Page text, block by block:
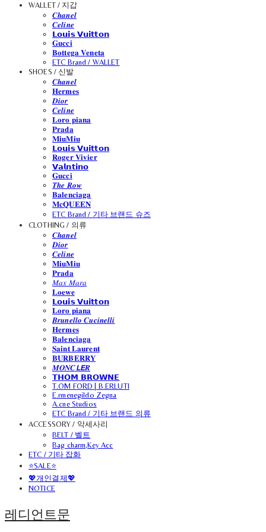
WALLET / 지갑
𝑪𝒉𝒂𝒏𝒆𝒍
𝑪𝒆𝒍𝒊𝒏𝒆
𝗟𝗼𝘂𝗶𝘀 𝗩𝘂𝗶𝘁𝘁𝗼𝗻
𝐆𝐮𝐜𝐜𝐢
𝐁𝐨𝐭𝐭𝐞𝐠𝐚 𝐕𝐞𝐧𝐞𝐭𝐚
ETC Brand / WALLET
SHOES / 신발
𝑪𝒉𝒂𝒏𝒆𝒍
𝐇𝐞𝐫𝐦𝐞𝐬
𝑫𝒊𝒐𝒓
𝑪𝒆𝒍𝒊𝒏𝒆
𝐋𝐨𝐫𝐨 𝐩𝐢𝐚𝐧𝐚
𝐏𝐫𝐚𝐝𝐚
𝐌𝐢𝐮𝐌𝐢𝐮
𝗟𝗼𝘂𝗶𝘀 𝗩𝘂𝗶𝘁𝘁𝗼𝗻
𝐑𝐨𝐠𝐞𝐫 𝐕𝐢𝐯𝐢𝐞𝐫
𝗩𝗮𝗹𝗻𝘁𝗶𝗻𝗼
𝐆𝐮𝐜𝐜𝐢
𝑻𝒉𝒆 𝑹𝒐𝒘
𝐁𝐚𝐥𝐞𝐧𝐜𝐢𝐚𝐠𝐚
𝐌𝐜𝐐𝐔𝐄𝐄𝐍
ETC Brand / 기타 브랜드 슈즈
CLOTHING / 의류
𝑪𝒉𝒂𝒏𝒆𝒍
𝑫𝒊𝒐𝒓
𝑪𝒆𝒍𝒊𝒏𝒆
𝐌𝐢𝐮𝐌𝐢𝐮
𝐏𝐫𝐚𝐝𝐚
𝑀𝑎𝑥 𝑀𝑎𝑟𝑎
𝐋𝐨𝐞𝐰𝐞
𝗟𝗼𝘂𝗶𝘀 𝗩𝘂𝗶𝘁𝘁𝗼𝗻
𝐋𝐨𝐫𝐨 𝐩𝐢𝐚𝐧𝐚
𝑩𝒓𝒖𝒏𝒆𝒍𝒍𝒐 𝑪𝒖𝒄𝒊𝒏𝒆𝒍𝒍𝒊
𝐇𝐞𝐫𝐦𝐞𝐬
𝐁𝐚𝐥𝐞𝐧𝐜𝐢𝐚𝐠𝐚
𝐒𝐚𝐢𝐧𝐭 𝐋𝐚𝐮𝐫𝐞𝐧𝐭
𝐁𝐔𝐑𝐁𝐄𝐑𝐑𝐘
𝑴𝑶𝑵𝑪𝙇𝙀𝑹
𝗧𝗛𝗢𝗠 𝗕𝗥𝗢𝗪𝗡𝗘
T.OM FORD | B.ERLUTI
E.rmenegildo Zegna
A.cne Studios
ETC Brand / 기타 브랜드 의류
ACCESSORY / 악세사리
BELT / 벨트
Bag charm,Key Acc
ETC / 기타 잡화
⭐SALE⭐
💖개인결제💖
NOTICE
레디언트문